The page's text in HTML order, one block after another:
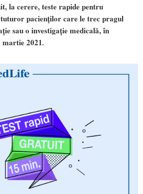
la cerere, teste rapide pentru
pacienților care le trec pragul
sau o investigație medicală, în
2021.